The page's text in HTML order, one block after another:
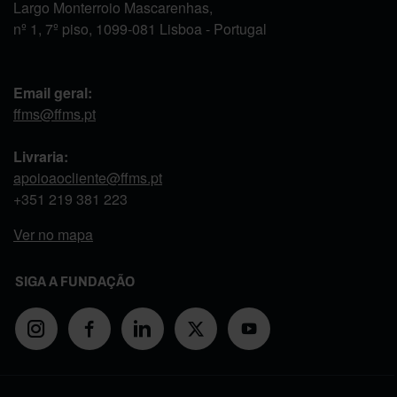
Largo Monterroio Mascarenhas,
nº 1, 7º piso, 1099-081 Lisboa - Portugal
Email geral:
ffms@ffms.pt
Livraria:
apoioaocliente@ffms.pt
+351 219 381 223
Ver no mapa
SIGA A FUNDAÇÃO